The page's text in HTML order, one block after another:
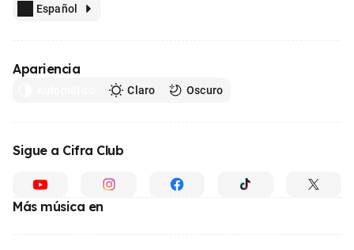
Español
Apariencia
Claro Oscuro
Sigue a Cifra Club
Más música en